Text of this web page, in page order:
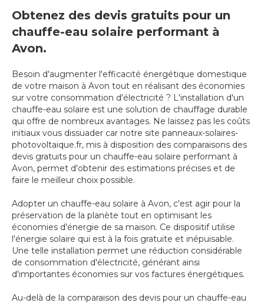
Obtenez des devis gratuits pour un
chauffe-eau solaire performant à
Avon.
Besoin d'augmenter l'efficacité énergétique domestique
de votre maison à Avon tout en réalisant des économies
sur votre consommation d'électricité ? L'installation d'un
chauffe-eau solaire est une solution de chauffage durable
qui offre de nombreux avantages. Ne laissez pas les coûts
initiaux vous dissuader car notre site panneaux-solaires-
photovoltaique.fr, mis à disposition des comparaisons des
devis gratuits pour un chauffe-eau solaire performant à
Avon, permet d'obtenir des estimations précises et de
faire le meilleur choix possible.
Adopter un chauffe-eau solaire à Avon, c'est agir pour la
préservation de la planète tout en optimisant les
économies d'énergie de sa maison. Ce dispositif utilise
l'énergie solaire qui est à la fois gratuite et inépuisable.
Une telle installation permet une réduction considérable
de consommation d'électricité, générant ainsi
d'importantes économies sur vos factures énergétiques.
Au-delà de la comparaison des devis pour un chauffe-eau